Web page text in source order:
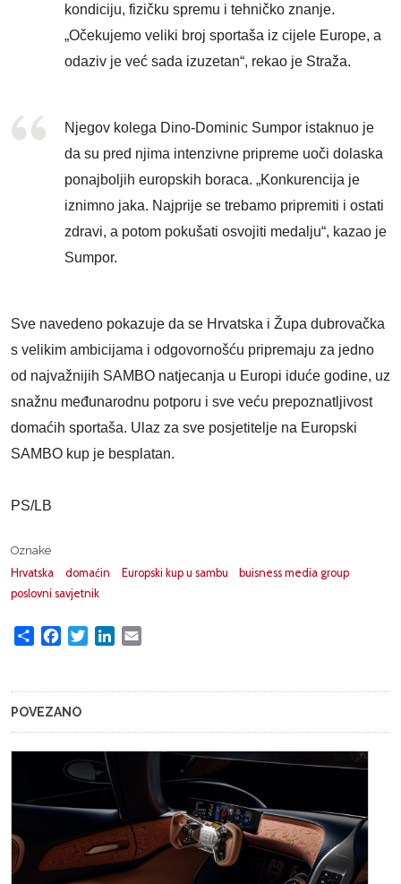
kondiciju, fizičku spremu i tehničko znanje.
„Očekujemo veliki broj sportaša iz cijele Europe, a
odaziv je već sada izuzetan“, rekao je Straža.
Njegov kolega Dino-Dominic Sumpor istaknuo je
da su pred njima intenzivne pripreme uoči dolaska
ponajboljih europskih boraca. „Konkurencija je
iznimno jaka. Najprije se trebamo pripremiti i ostati
zdravi, a potom pokušati osvojiti medalju“, kazao je
Sumpor.
Sve navedeno pokazuje da se Hrvatska i Župa dubrovačka
s velikim ambicijama i odgovornošću pripremaju za jedno
od najvažnijih SAMBO natjecanja u Europi iduće godine, uz
snažnu međunarodnu potporu i sve veću prepoznatljivost
domaćih sportaša. Ulaz za sve posjetitelje na Europski
SAMBO kup je besplatan.
PS/LB
Oznake
Hrvatska
domaćin Europski kup u sambu
buisness media group
poslovni savjetnik
Share FacebookTwitterLinkedIn
POVEZANO